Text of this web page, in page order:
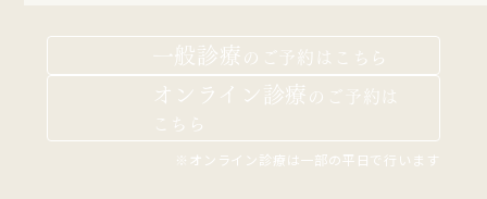
一般診療 の ご予約はこちら
オンライン診療 の ご予約は
こちら
※オンライン診療は一部の平日で行います